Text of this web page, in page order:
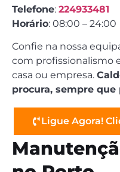
Telefone: 224933481
Horário: 08:00 – 24:00
Confie na nossa
com profissionalismo
casa ou empresa.
procura, sempre que
Ligue Agora!